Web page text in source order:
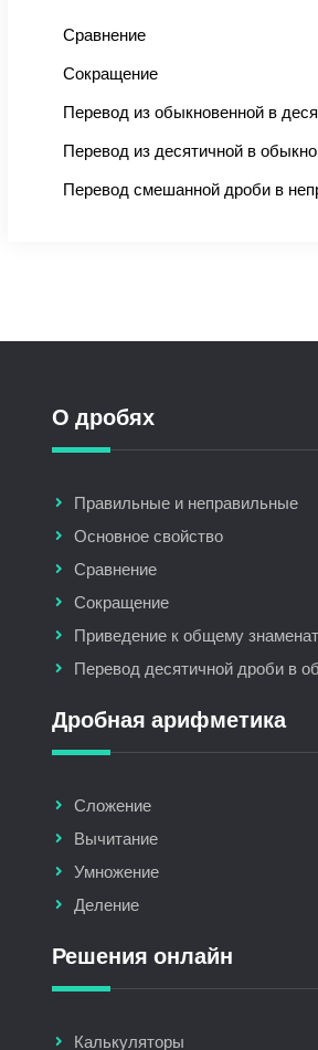
Сравнение
Сокращение
Перевод из обыкновенной в
Перевод из десятичной в
Перевод смешанной дроби в
О дробях
Правильные и неправильные
Основное свойство
Сравнение
Сокращение
Приведение к общему
Перевод десятичной дроби в
Дробная арифметика
Сложение
Вычитание
Умножение
Деление
Решения онлайн
Калькуляторы